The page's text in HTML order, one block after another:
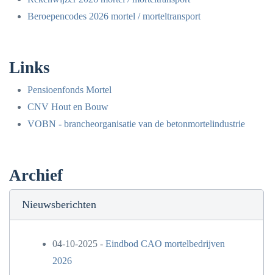
Beroepencodes 2026 mortel / morteltransport
Links
Pensioenfonds Mortel
CNV Hout en Bouw
VOBN - brancheorganisatie van de betonmortelindustrie
Archief
Nieuwsberichten
04-10-2025 - Eindbod CAO mortelbedrijven
2026